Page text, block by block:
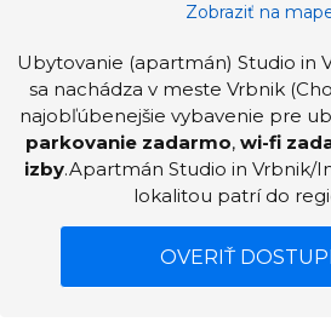
Zobraziť na
Ubytovanie (apartmán) Studio in
sa nachádza v meste Vrbnik
najobľúbenejšie vybavenie pre
parkovanie zadarmo, wi-fi
izby.Apartmán Studio in Vrbnik/
lokalitou patrí do
OVERIŤ